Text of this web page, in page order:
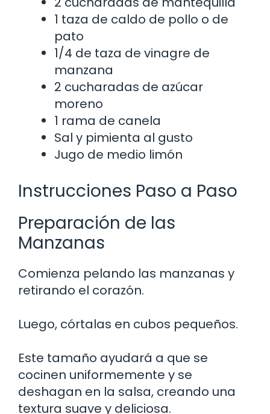
1 taza de caldo de pollo o de
pato
1/4 de taza de vinagre de
manzana
2 cucharadas de azúcar
moreno
1 rama de canela
Sal y pimienta al gusto
Jugo de medio limón
Instrucciones Paso a Paso
Preparación de las
Manzanas
Comienza pelando las manzanas y
retirando el corazón.
Luego, córtalas en cubos pequeños.
Este tamaño ayudará a que se
cocinen uniformemente y se
deshagan en la salsa, creando una
textura suave y deliciosa.